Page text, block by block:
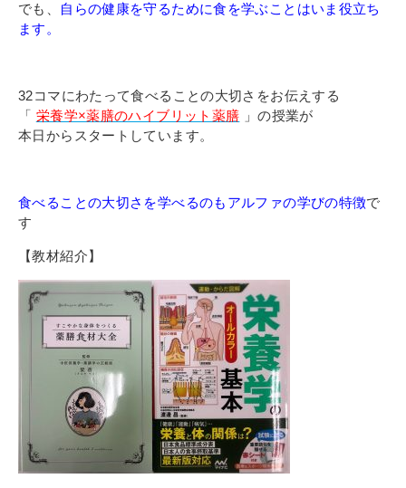
でも、
自らの健康を守るために食を学ぶことはいま役立ち
ます。
32コマにわたって食べることの大切さをお伝えする
「 栄養学×薬膳のハイブリット薬膳 」の授業が
本日からスタートしています。
食べることの大切さを学べるのもアルファの学びの特徴で
す
【教材紹介】